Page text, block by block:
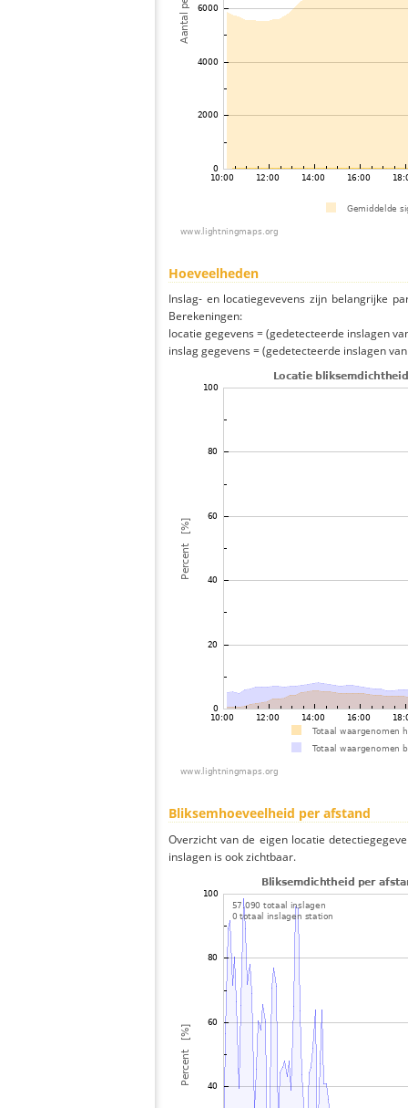
Hoeveelheden
Inslag- en locatiegevevens zijn belangrijke
Berekeningen:
locatie gegevens = (gedetecteerde inslagen
inslag gegevens = (gedetecteerde inslagen
Bliksemhoeveelheid per afstand
Overzicht van de eigen locatie
inslagen is ook zichtbaar.